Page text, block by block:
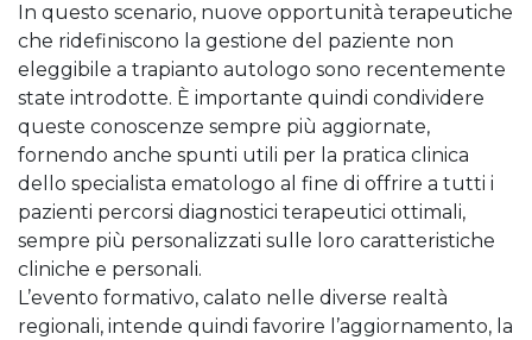
In questo scenario, nuove opportunità terapeutiche
che ridefiniscono la gestione del paziente non
eleggibile a trapianto autologo sono recentemente
state introdotte. È importante quindi condividere
queste conoscenze sempre più aggiornate,
fornendo anche spunti utili per la pratica clinica
dello specialista ematologo al fine di offrire a tutti i
pazienti percorsi diagnostici terapeutici ottimali,
sempre più personalizzati sulle loro caratteristiche
cliniche e personali.​
L’evento formativo, calato nelle diverse realtà
regionali, intende quindi favorire l’aggiornamento, la